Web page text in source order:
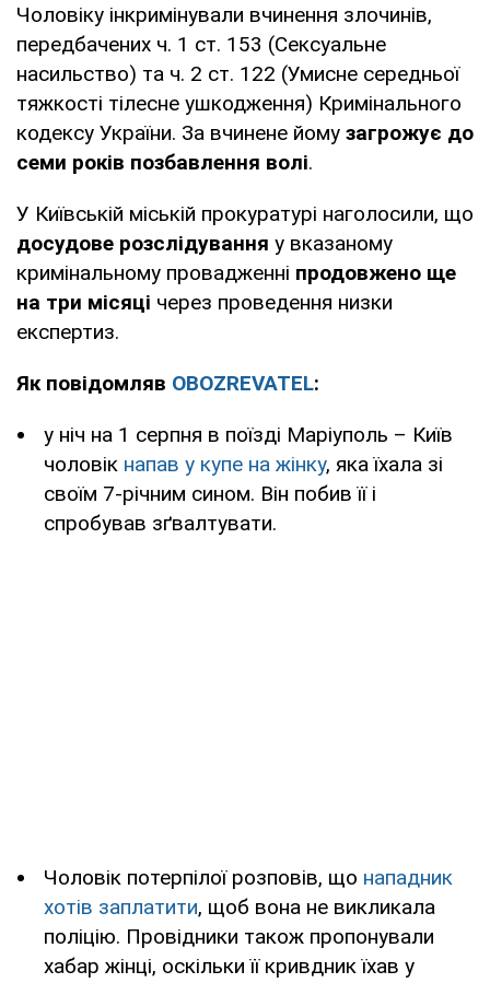
Чоловіку інкримінували вчинення злочинів,
передбачених ч. 1 ст. 153 (Сексуальне
насильство) та ч. 2 ст. 122 (Умисне середньої
тяжкості тілесне ушкодження) Кримінального
кодексу України. За вчинене йому загрожує до
семи років позбавлення волі.
У Київській міській прокуратурі наголосили, що
досудове розслідування у вказаному
кримінальному провадженні продовжено ще
на три місяці через проведення низки
експертиз.
Як повідомляв OBOZREVATEL:
у ніч на 1 серпня в поїзді Маріуполь – Київ
чоловік напав у купе на жінку, яка їхала зі
своїм 7-річним сином. Він побив її і
спробував зґвалтувати.
Чоловік потерпілої розповів, що нападник
хотів заплатити, щоб вона не викликала
поліцію. Провідники також пропонували
хабар жінці, оскільки її кривдник їхав у